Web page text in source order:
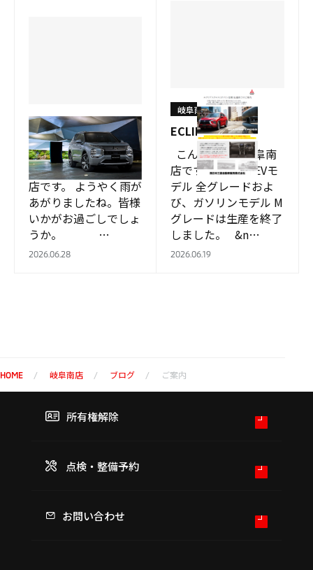
☀
岐阜南店
こんにちは。岐阜南
店です。 ようやく雨が
あがりましたね。皆様
いかがお過ごしでしょ
うか。 …
2026.06.28
ECLIPSE CROSS
岐阜南店
こんにちは。岐阜南
店です。 PHEVモ
デル 全グレードおよ
び、ガソリンモデル M
グレードは生産を終了
しました。 &n…
2026.06.19
HOME 岐阜南店 ブログ ご案内
所有権解除
点検・整備予約
お問い合わせ